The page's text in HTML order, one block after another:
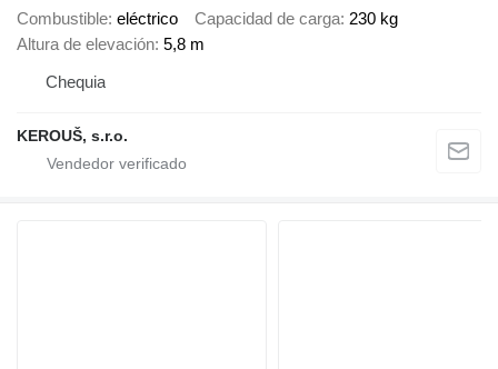
Combustible eléctrico Capacidad de carga 230 kg
Altura de elevación 5,8 m
Chequia
KEROUŠ, s.r.o.